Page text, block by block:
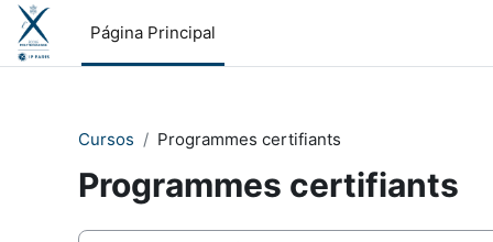
Salta al contenido principal
Página Principal
Cursos Programmes certifiants
Programmes certifiants